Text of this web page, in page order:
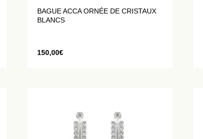
BAGUE ACCA ORNÉE DE CRISTAUX
BLANCS
150,00€